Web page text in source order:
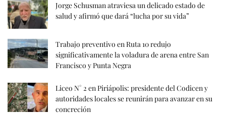
Jorge Schusman atraviesa un delicado estado de
salud y afirmó que dará “lucha por su vida”
Trabajo preventivo en Ruta 10 redujo
significativamente la voladura de arena entre San
Francisco y Punta Negra
Liceo N° 2 en Piriápolis: presidente del Codicen y
autoridades locales se reunirán para avanzar en su
concreción